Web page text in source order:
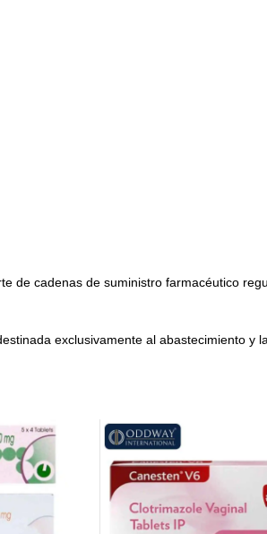
de cadenas de suministro farmacéutico
exclusivamente al abastecimiento y